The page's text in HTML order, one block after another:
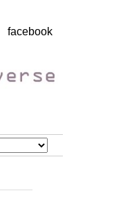
facebook